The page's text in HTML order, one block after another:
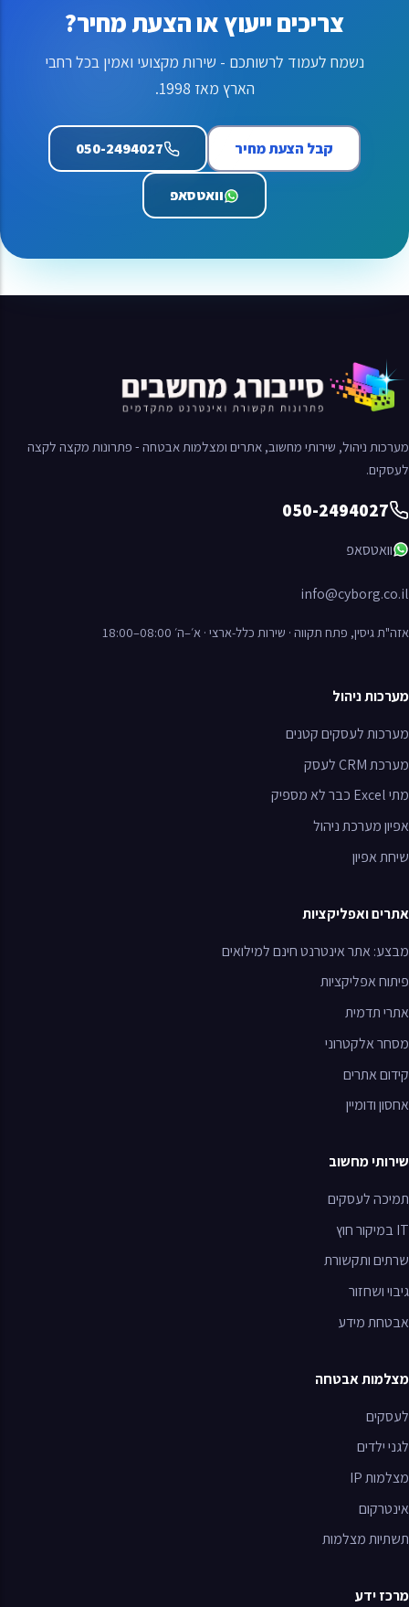
צריכים ייעוץ או הצעת מחיר?
נשמח לעמוד לרשותכם - שירות מקצועי ואמין בכל רחבי
הארץ מאז 1998.
קבל הצעת מחיר התקשרו אלינו
050-2494027
וואטסאפ
050-2494027 (נפתח בחלון חדש)
מערכות ניהול, שירותי מחשוב, אתרים ומצלמות אבטחה - פתרונות מקצה לקצה
לעסקים.
התקשרו אלינו
050-2494027
וואטסאפ
050-2494027 (נפתח בחלון חדש)
שלחו אלינו דוא"ל
info@cyborg.co.il
אזה"ת גיסין, פתח תקווה · שירות כלל-ארצי · א׳–ה׳ 08:00–18:00
מערכות ניהול
מערכות לעסקים קטנים
מערכתCRMלעסק
מתיExcel כבר לא מספיק
אפיון מערכת ניהול
שיחת אפיון
אתרים ואפליקציות
מבצע: אתר אינטרנט חינם למילואים
פיתוח אפליקציות
אתרי תדמית
מסחר אלקטרוני
קידום אתרים
אחסון ודומיין
שירותי מחשוב
תמיכה לעסקים
ITבמיקור חוץ
שרתים ותקשורת
גיבוי ושחזור
אבטחת מידע
מצלמות אבטחה
לעסקים
לגני ילדים
מצלמות IP
אינטרקום
תשתיות מצלמות
מרכז ידע